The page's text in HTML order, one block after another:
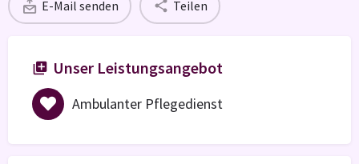
E-Mail senden Teilen
Unser Leistungsangebot
Ambulanter Pflegedienst